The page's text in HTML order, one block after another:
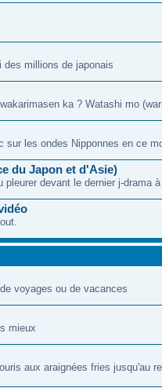
des millions de japonais
ka ? Watashi mo
sur les ondes Nipponnes en ce
du Japon et d'Asie)
pleurer devant le dernier j-drama
voyages ou de vacances
mieux
aux araignées fries jusqu'au